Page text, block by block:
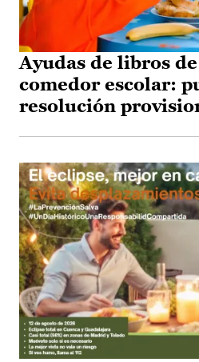
Ayudas de libros
comedor escolar:
resolución